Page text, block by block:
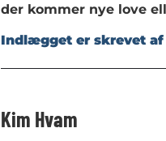
der kommer nye love
Indlægget er skrevet af
Kim Hvam